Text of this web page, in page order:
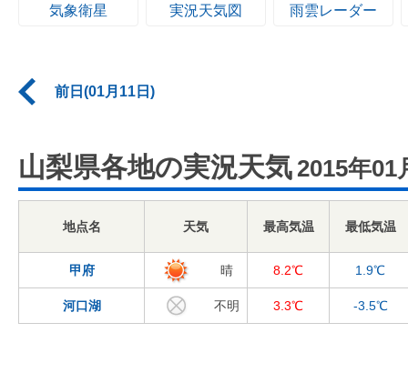
気象衛星 実況天気図 雨雲レーダー
前日(01月11日)
山梨県各地の実況天気 2015年01
地点名 天気 最高気温 最低気温
甲府 晴 8.2℃ 1.9℃
河口湖 不明 3.3℃ -3.5℃